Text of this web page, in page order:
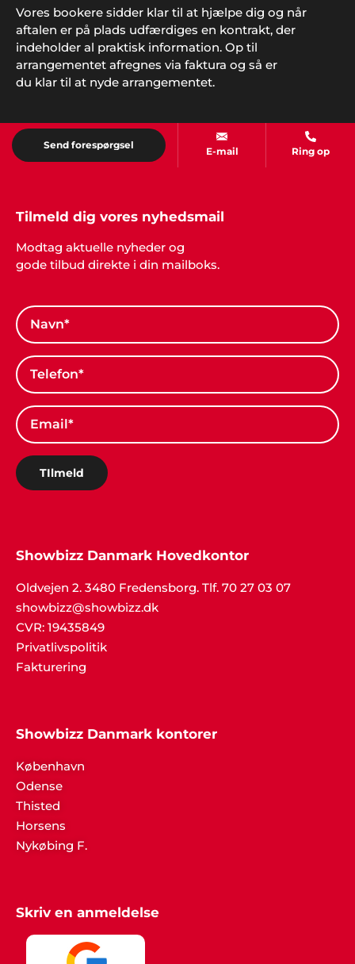
Jakob Hansen, Slangerup
"Når jeg tænker over det, er det jo helt tosset at
prøve at arrangere det hele selv, når I er fulde af
ideer og kan eksekvere det hele professionelt. Det
har sparet en masse tid og kræfter. Stor tak fra os.
Vores bookere sidder klar til at hjælpe dig og når
aftalen er på plads udfærdiges en kontrakt, der
indeholder al praktisk information. Op til
arrangementet afregnes via faktura og så er
du klar til at nyde arrangementet.
Send forespørgsel
E-mail Ring op
Tilmeld dig vores nyhedsmail
Modtag aktuelle nyheder og
gode tilbud direkte i din mailboks.
TIlmeld
Showbizz Danmark Hovedkontor
Oldvejen 2. 3480 Fredensborg. Tlf. 70 27 03 07
showbizz@showbizz.dk
CVR: 19435849
Privatlivspolitik
Fakturering
Showbizz Danmark kontorer
København
Odense
Thisted
Horsens
Nykøbing F.
Skriv en anmeldelse